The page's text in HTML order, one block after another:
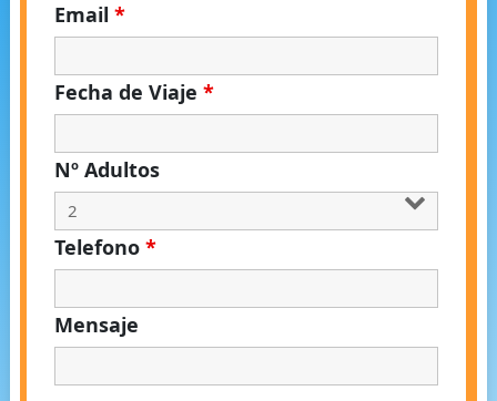
Email *
Fecha de Viaje *
Nº Adultos
Telefono *
Mensaje